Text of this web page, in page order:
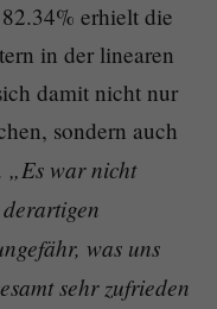
erhielt die
in der linearen
damit nicht nur
sondern auch
„Es war nicht
was uns
sehr zufrieden